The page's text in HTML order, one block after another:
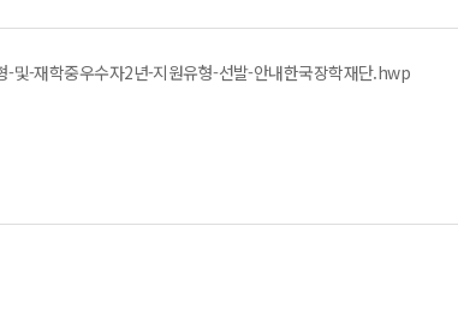
및-재학중우수자2년-지원유형-선발-안내한국장학재단.hwp